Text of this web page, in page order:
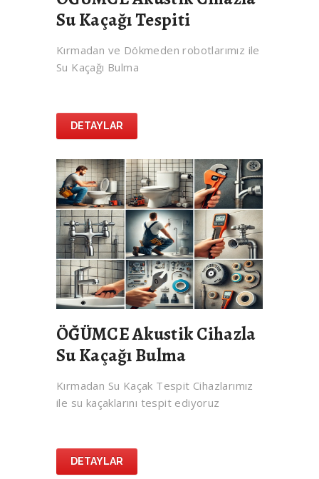
Su Kaçağı Tespiti
Kırmadan ve Dökmeden robotlarımız ile
Su Kaçağı Bulma
DETAYLAR
ÖĞÜMCE Akustik Cihazla
Su Kaçağı Bulma
Kırmadan Su Kaçak Tespit Cihazlarımız
ile su kaçaklarını tespit ediyoruz
DETAYLAR